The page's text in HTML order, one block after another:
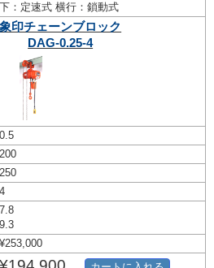
下：定速式 横行：鎖動式
象印チェーンブロック
DAG-0.25-4
0.5
200
250
4
7.8
9.3
¥253,000